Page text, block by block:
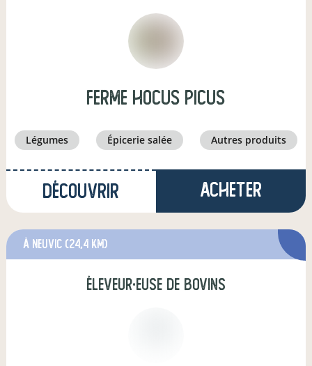
Ferme Hocus Picus
légumes épicerie salée autres produits
Découvrir Acheter
à Neuvic (24,4 km)
éleveur·euse de bovins